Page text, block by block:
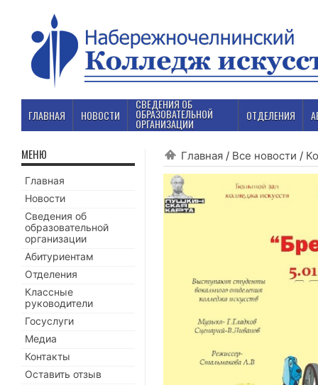
ГЛАВНАЯ НОВОСТИ
СВЕДЕНИЯ ОБ
ОБРАЗОВАТЕЛЬНОЙ
ОРГАНИЗАЦИИ
ОТДЕЛЕНИЯ
Главная / Все новости /
МЕНЮ
Главная
Новости
Сведения об
образовательной
организации
Абитуриентам
Отделения
Классные
руководители
Госуслуги
Медиа
Контакты
Оставить отзыв